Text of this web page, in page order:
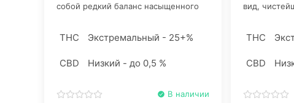
собой редкий баланс насыщенного
жизненного цикла.
THC Экстремальный - 25+%
CBD Низкий - до 0,5 %
В наличии
вид,
THC
CBD